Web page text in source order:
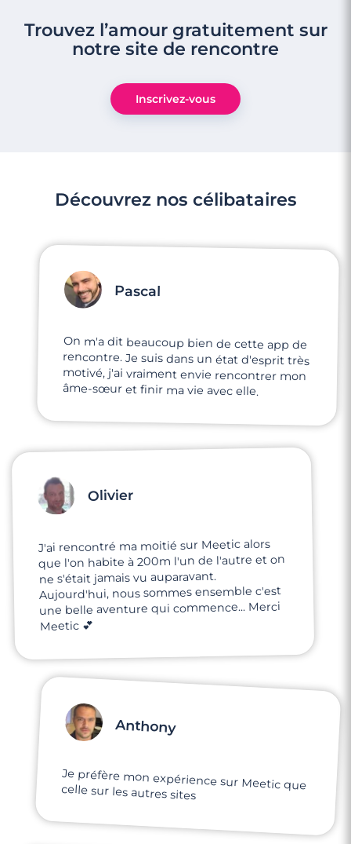
Trouvez l’amour gratuitement sur
notre site de rencontre
Inscrivez-vous
Découvrez nos célibataires
Pascal
On m'a dit beaucoup bien de cette app de
rencontre. Je suis dans un état d'esprit très
motivé, j'ai vraiment envie rencontrer mon
âme-sœur et finir ma vie avec elle.
Olivier
J'ai rencontré ma moitié sur Meetic alors
que l'on habite à 200m l'un de l'autre et on
ne s'était jamais vu auparavant.
Aujourd'hui, nous sommes ensemble c'est
une belle aventure qui commence... Merci
Meetic 💕
Anthony
Je préfère mon expérience sur Meetic que
celle sur les autres sites